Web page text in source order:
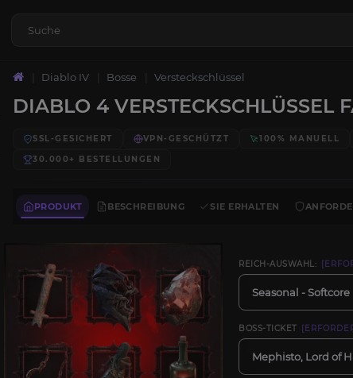
Diablo IV Bosse Versteckschlüssel
DIABLO 4 VERSTECKSCHLÜSSEL
SSL-GESICHERT VPN-GESCHÜTZT 100% MANUELL
30.000+
BESTELLUNGEN
PRODUKT BESCHREIBUNG SIE ERHALTEN
REICH-AUSWAHL:
Seasonal - Softcore
BOSS-TICKET
Mephisto, Lord of